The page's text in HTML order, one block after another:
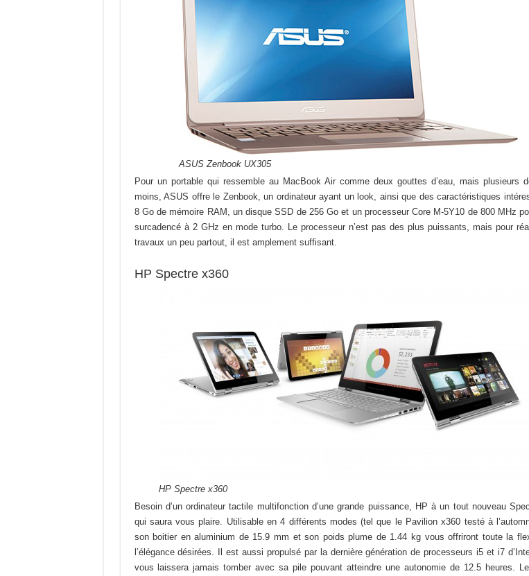
ASUS Zenbook UX305
Pour un portable qui ressemble au MacBook Air comme deux gouttes d’eau, mais plusieurs
moins, ASUS offre le Zenbook, un ordinateur ayant un look, ainsi que des caractéristiques
8 Go de mémoire RAM, un disque SSD de 256 Go et un processeur Core M-5Y10 de 800 MHz
surcadencé à 2 GHz en mode turbo. Le processeur n’est pas des plus puissants, mais pour
travaux un peu partout, il est amplement suffisant.
HP Spectre x360
HP Spectre x360
Besoin d’un ordinateur tactile multifonction d’une grande puissance, HP à un tout nouveau
qui saura vous plaire. Utilisable en 4 différents modes (tel que le Pavilion x360 testé à
son boitier en aluminium de 15.9 mm et son poids plume de 1.44 kg vous offriront toute la
l’élégance désirées. Il est aussi propulsé par la dernière génération de processeurs i5 et i7
vous laissera jamais tomber avec sa pile pouvant atteindre une autonomie de 12.5 heures.